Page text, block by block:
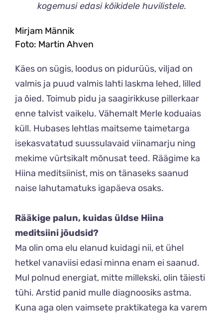
kogemusi edasi kõikidele huvilistele.
Mirjam Männik
Foto: Martin Ahven
Käes on sügis, loodus on pidurüüs, viljad on
valmis ja puud valmis lahti laskma lehed, lilled
ja õied. Toimub pidu ja saagirikkuse pillerkaar
enne talvist vaikelu. Vähemalt Merle koduaias
küll. Hubases lehtlas maitseme taimetarga
isekasvatatud suussulavaid viinamarju ning
mekime vürtsikalt mõnusat teed. Räägime ka
Hiina meditsiinist, mis on tänaseks saanud
naise lahutamatuks igapäeva osaks.
Rääkige palun, kuidas üldse Hiina
meditsiini jõudsid?
Ma olin oma elu elanud kuidagi nii, et ühel
hetkel vanaviisi edasi minna enam ei saanud.
Mul polnud energiat, mitte millekski, olin täiesti
tühi. Arstid panid mulle diagnoosiks astma.
Kuna aga olen vaimsete praktikatega ka varem